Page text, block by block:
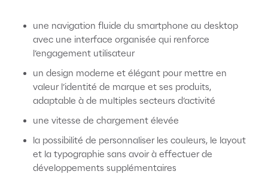
une navigation fluide du smartphone au desktop
avec une interface organisée qui renforce
l’engagement utilisateur
un design moderne et élégant pour mettre en
valeur l’identité de marque et ses produits,
adaptable à de multiples secteurs d’activité
une vitesse de chargement élevée
la possibilité de personnaliser les couleurs, le layout
et la typographie sans avoir à effectuer de
développements supplémentaires